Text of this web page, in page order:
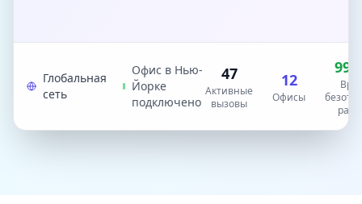
Глобальная
сеть
Офис в Нью-
Йорке
подключено
47
Активные
вызовы
12
Офисы
99.9